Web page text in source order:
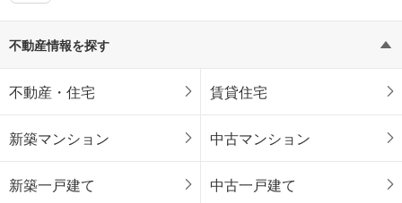
不動産情報を探す
不動産・住宅 賃貸住宅
新築マンション 中古マンション
新築一戸建て 中古一戸建て